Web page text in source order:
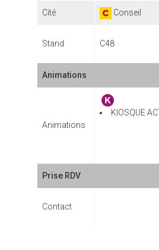
Cité Conseil
Stand C48
Animations
Animations
KIOSQUE
Prise RDV
Contact